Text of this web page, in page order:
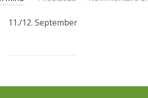
11./12. September